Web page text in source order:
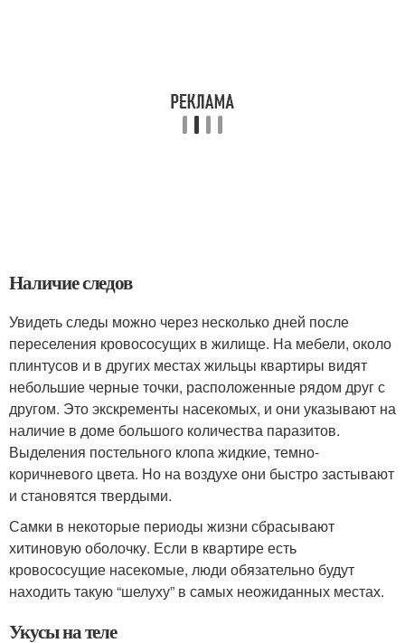
Наличие следов
Увидеть следы можно через несколько дней после
переселения кровососущих в жилище. На мебели, около
плинтусов и в других местах жильцы квартиры видят
небольшие черные точки, расположенные рядом друг с
другом. Это экскременты насекомых, и они указывают на
наличие в доме большого количества паразитов.
Выделения постельного клопа жидкие, темно-
коричневого цвета. Но на воздухе они быстро застывают
и становятся твердыми.
Самки в некоторые периоды жизни сбрасывают
хитиновую оболочку. Если в квартире есть
кровососущие насекомые, люди обязательно будут
находить такую “шелуху” в самых неожиданных местах.
Укусы на теле